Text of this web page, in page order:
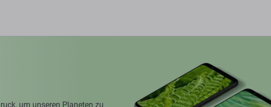
um unseren Planeten zu